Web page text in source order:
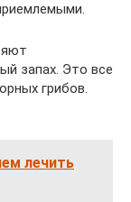
запах. Это все
грибов.
лечить